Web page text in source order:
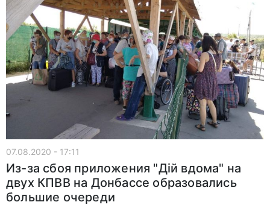
07.08.2020 - 17:11
Из-за сбоя приложения "Дій вдома" на
двух КПВВ на Донбассе образовались
большие очереди